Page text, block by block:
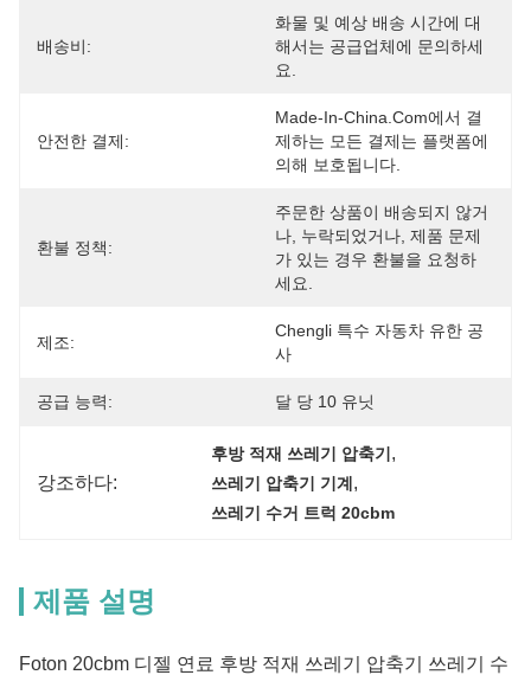
배송비:
화물 및 예상 배송 시간에 대
해서는 공급업체에 문의하세
요.
안전한 결제:
Made-In-China.com에서 결
제하는 모든 결제는 플랫폼에
의해 보호됩니다.
환불 정책:
주문한 상품이 배송되지 않거
나, 누락되었거나, 제품 문제
가 있는 경우 환불을 요청하
세요.
제조:
Chengli 특수 자동차 유한 공
사
공급 능력: 달 당 10 유닛
강조하다:
후방 적재 쓰레기 압축기 ,
쓰레기 압축기 기계 ,
쓰레기 수거 트럭 20cbm
제품 설명
Foton 20cbm 디젤 연료 후방 적재 쓰레기 압축기 쓰레기 수